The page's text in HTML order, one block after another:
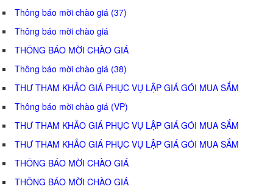
Thông báo mời chào giá (37)
Thông báo mời chào giá
THÔNG BÁO MỜI CHÀO GIÁ
Thông báo mời chào giá (38)
THƯ THAM KHẢO GIÁ PHỤC VỤ LẬP GIÁ GÓI MUA SẮM
Thông báo mời chào giá (VP)
THƯ THAM KHẢO GIÁ PHỤC VỤ LẬP GIÁ GÓI MUA SẮM
THƯ THAM KHẢO GIÁ PHỤC VỤ LẬP GIÁ GÓI MUA SẮM
THÔNG BÁO MỜI CHÀO GIÁ
THÔNG BÁO MỜI CHÀO GIÁ